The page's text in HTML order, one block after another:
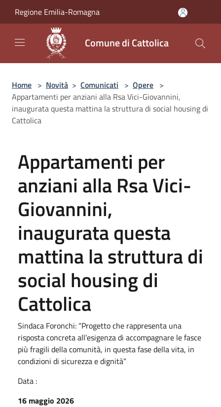
Regione Emilia-Romagna
Comune di Cattolica
Home > Novità > Comunicati > Opere >
Appartamenti per anziani alla Rsa Vici-Giovannini,
inaugurata questa mattina la struttura di social housing di
Cattolica
Appartamenti per
anziani alla Rsa Vici-
Giovannini,
inaugurata questa
mattina la struttura di
social housing di
Cattolica
Sindaca Foronchi: “Progetto che rappresenta una
risposta concreta all’esigenza di accompagnare le fasce
più fragili della comunità, in questa fase della vita, in
condizioni di sicurezza e dignità”
Data :
16 maggio 2026